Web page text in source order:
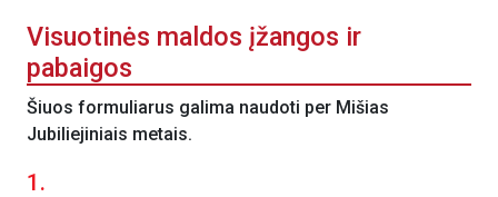
Visuotinės maldos įžangos ir
pabaigos
Šiuos formuliarus galima naudoti per Mišias
Jubiliejiniais metais.
1.